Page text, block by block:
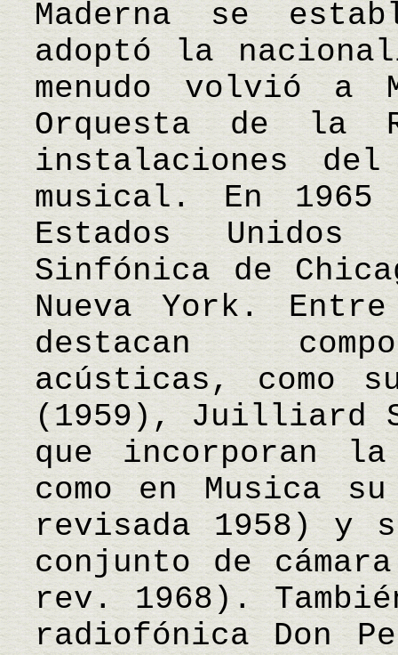
Maderna se
adoptó la
menudo volvió
Orquesta de
instalaciones
musical. En
Estados
Sinfónica de
Nueva York.
destacan
acústicas, como
(1959), Juilliard
que incorporan
como en Musica
revisada 1958) y
conjunto de
rev. 1968).
radiofónica Don